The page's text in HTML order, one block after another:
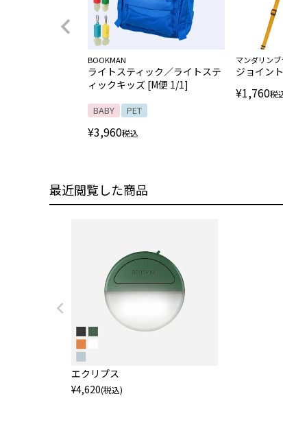
BOOKMAN
ライトスティック／ライトステ
ィックキッズ [M便 1/1]
BABY PET
¥3,960税込
マンダリン
ジョイン
¥1,760税
最近閲覧した商品
エクリプス
¥4,620(税込)